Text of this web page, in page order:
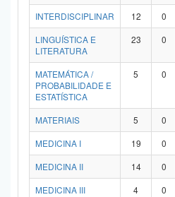
INTERDISCIPLINAR
12 0
LINGUÍSTICA E
LITERATURA
23 0
MATEMÁTICA /
PROBABILIDADE E
ESTATÍSTICA
5 0
MATERIAIS 5 0
MEDICINA I
19 0
MEDICINA II
14 0
MEDICINA III
4 0